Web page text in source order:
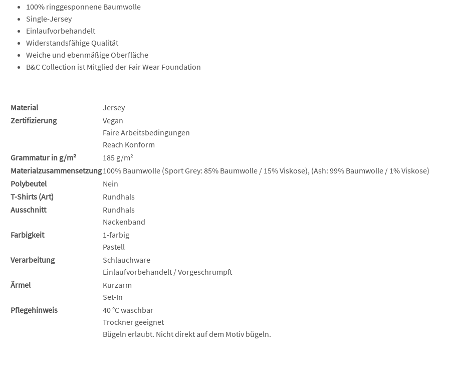
100% ringgesponnene Baumwolle
Single-Jersey
Einlaufvorbehandelt
Widerstandsfähige Qualität
Weiche und ebenmäßige Oberfläche
B&C Collection ist Mitglied der Fair Wear Foundation
Material
Jersey
Zertifizierung
Vegan
Faire Arbeitsbedingungen
Reach Konform
Grammatur in g/m²
185 g/m²
Materialzusammensetzung100% Baumwolle (Sport Grey: 85% Baumwolle / 15% Viskose), (Ash: 99% Baumwolle / 1% Viskose)
Polybeutel
Nein
T-Shirts (Art)
Rundhals
Ausschnitt
Rundhals
Nackenband
Farbigkeit
1-farbig
Pastell
Verarbeitung
Schlauchware
Einlaufvorbehandelt / Vorgeschrumpft
Ärmel
Kurzarm
Set-In
Pflegehinweis
40 °C waschbar
Trockner geeignet
Bügeln erlaubt. Nicht direkt auf dem Motiv bügeln.